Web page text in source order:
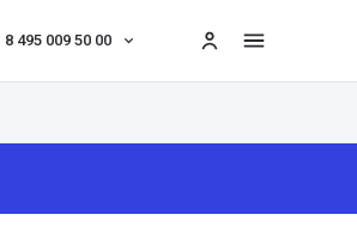
8 495 009 50 00 меню